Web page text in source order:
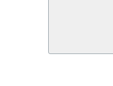
Bij El
ontbijtbuffet,